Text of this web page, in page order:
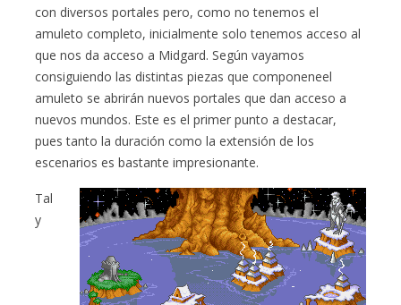
con diversos portales pero, como no tenemos el
amuleto completo, inicialmente solo tenemos acceso al
que nos da acceso a Midgard. Según vayamos
consiguiendo las distintas piezas que componeneel
amuleto se abrirán nuevos portales que dan acceso a
nuevos mundos. Este es el primer punto a destacar,
pues tanto la duración como la extensión de los
escenarios es bastante impresionante.
Tal
y